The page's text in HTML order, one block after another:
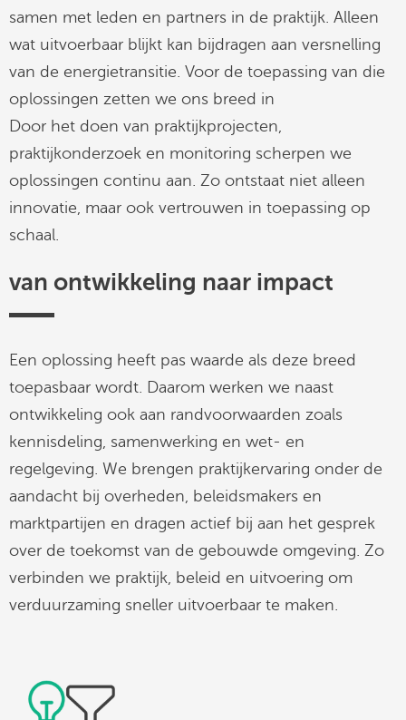
samen met leden en partners in de praktijk. Alleen
wat uitvoerbaar blijkt kan bijdragen aan versnelling
van de energietransitie. Voor de toepassing van die
oplossingen zetten we ons breed in
Door het doen van praktijkprojecten,
praktijkonderzoek en monitoring scherpen we
oplossingen continu aan. Zo ontstaat niet alleen
innovatie, maar ook vertrouwen in toepassing op
schaal.
van ontwikkeling naar impact
Een oplossing heeft pas waarde als deze breed
toepasbaar wordt. Daarom werken we naast
ontwikkeling ook aan randvoorwaarden zoals
kennisdeling, samenwerking en wet- en
regelgeving. We brengen praktijkervaring onder de
aandacht bij overheden, beleidsmakers en
marktpartijen en dragen actief bij aan het gesprek
over de toekomst van de gebouwde omgeving. Zo
verbinden we praktijk, beleid en uitvoering om
verduurzaming sneller uitvoerbaar te maken.